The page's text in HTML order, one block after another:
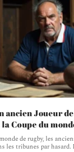
ancien Joueur
Coupe du
de rugby, les
les tribunes par hasard.